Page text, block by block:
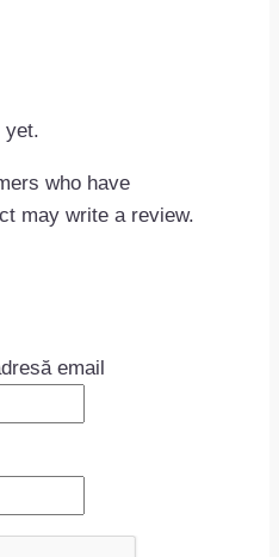
yet.
who have
may write a review.
email